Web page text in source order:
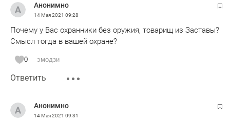
Анонимно
14 Мая 2021 09:28
Почему у Вас охранники без оружия, товарищ из Заставы?
Смысл тогда в вашей охране?
0 эмодзи
Ответить
Анонимно
14 Мая 2021 09:31